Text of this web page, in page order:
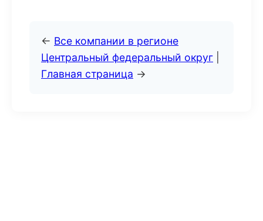
← Все компании в регионе
Центральный федеральный округ
Главная страница →